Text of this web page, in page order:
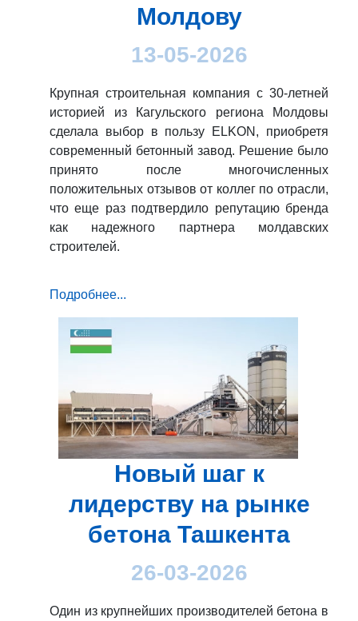
Молдову
13-05-2026
Крупная строительная компания с 30-летней
историей из Кагульского региона Молдовы
сделала выбор в пользу ELKON, приобретя
современный бетонный завод. Решение было
принято после многочисленных
положительных отзывов от коллег по отрасли,
что еще раз подтвердило репутацию бренда
как надежного партнера молдавских
строителей.
Подробнее...
Новый шаг к
лидерству на рынке
бетона Ташкента
26-03-2026
Один из крупнейших производителей бетона в